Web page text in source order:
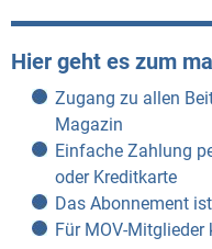
Hier geht es zum
Zugang zu allen
Magazin
Einfache Zahlung
oder Kreditkarte
Das Abonnement
Für MOV-Mitglieder